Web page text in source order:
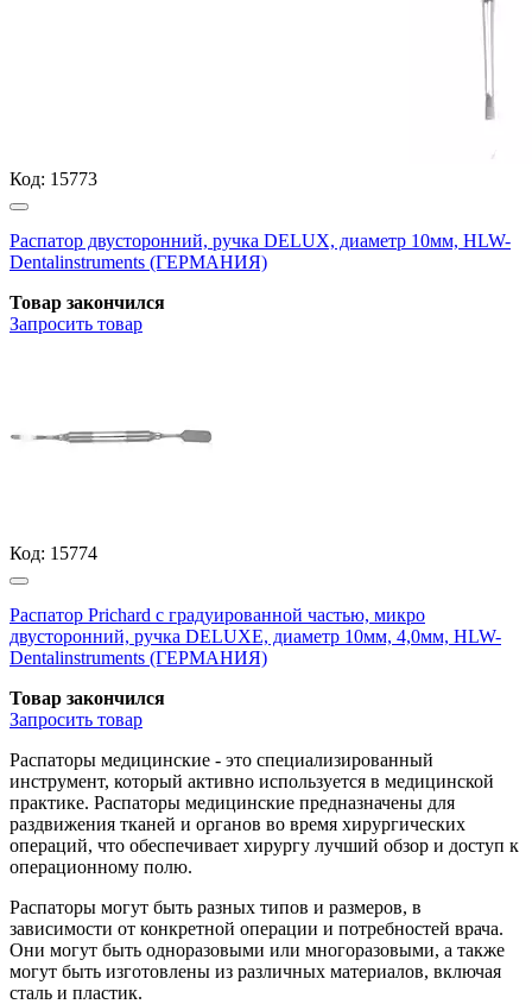
Код: 15773
Распатор двусторонний, ручка DELUX, диаметр 10мм, HLW-
Dentalinstruments (ГЕРМАНИЯ)
Товар закончился
Запросить товар
Код: 15774
Распатор Prichard с градуированной частью, микро
двусторонний, ручка DELUXE, диаметр 10мм, 4,0мм, HLW-
Dentalinstruments (ГЕРМАНИЯ)
Товар закончился
Запросить товар
Распаторы медицинские - это специализированный
инструмент, который активно используется в медицинской
практике. Распаторы медицинские предназначены для
раздвижения тканей и органов во время хирургических
операций, что обеспечивает хирургу лучший обзор и доступ к
операционному полю.
Распаторы могут быть разных типов и размеров, в
зависимости от конкретной операции и потребностей врача.
Они могут быть одноразовыми или многоразовыми, а также
могут быть изготовлены из различных материалов, включая
сталь и пластик.